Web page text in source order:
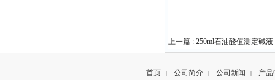
上一篇 : 250ml石油酸值测定碱液
首页 | 公司简介 | 公司新闻 | 产品